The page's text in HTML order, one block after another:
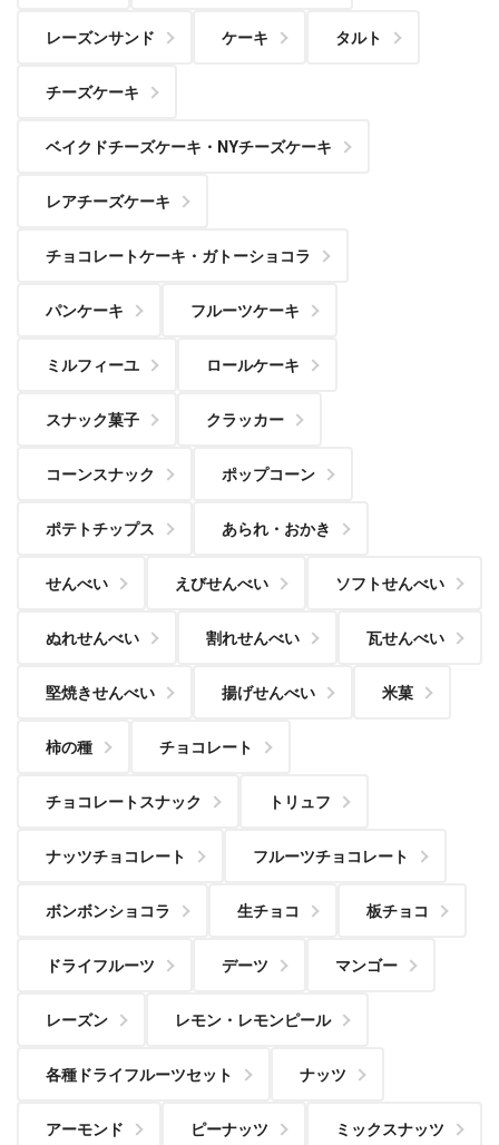
レーズンサンド ケーキ タルト
チーズケーキ
ベイクドチーズケーキ・NYチーズケーキ
レアチーズケーキ
チョコレートケーキ・ガトーショコラ
パンケーキ フルーツケーキ
ミルフィーユ ロールケーキ
スナック菓子 クラッカー
コーンスナック ポップコーン
ポテトチップス あられ・おかき
せんべい えびせんべい ソフトせんべい
ぬれせんべい 割れせんべい 瓦せんべい
堅焼きせんべい 揚げせんべい 米菓
柿の種 チョコレート
チョコレートスナック トリュフ
ナッツチョコレート フルーツチョコレート
ボンボンショコラ 生チョコ 板チョコ
ドライフルーツ デーツ マンゴー
レーズン レモン・レモンピール
各種ドライフルーツセット ナッツ
アーモンド ピーナッツ ミックスナッツ